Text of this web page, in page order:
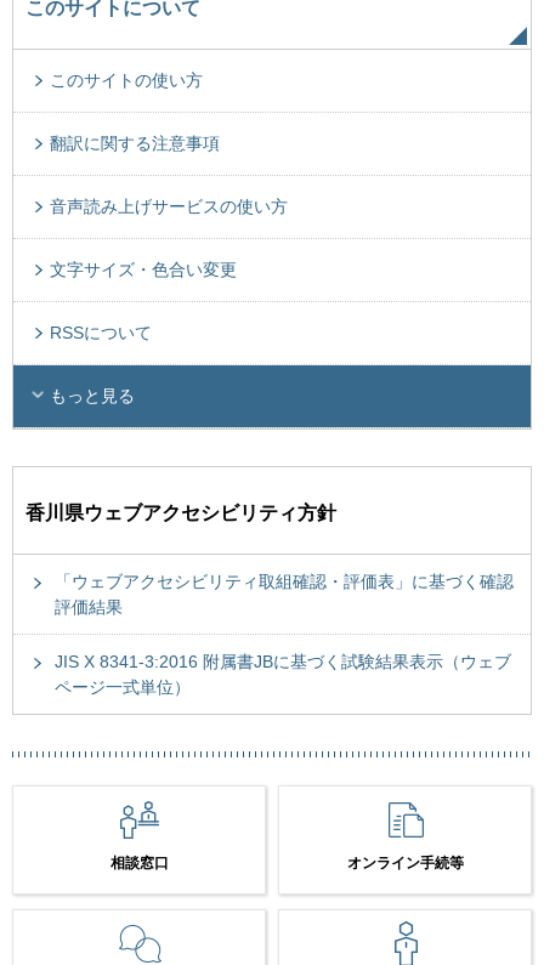
このサイトについて
このサイトの使い方
翻訳に関する注意事項
音声読み上げサービスの使い方
文字サイズ・色合い変更
RSSについて
もっと見る
香川県ウェブアクセシビリティ方針
「ウェブアクセシビリティ取組確認・評価表」に基づく確認
評価結果
JIS X 8341-3:2016 附属書JBに基づく試験結果表示（ウェブ
ページ一式単位）
相談窓口 オンライン手続等